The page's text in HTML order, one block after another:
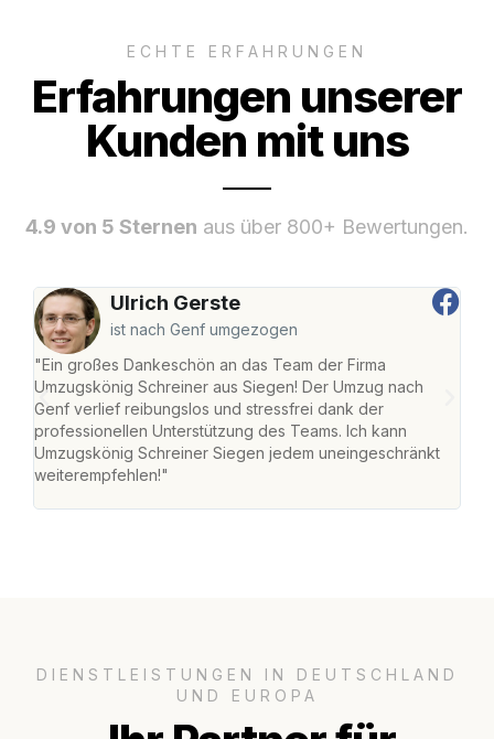
ECHTE ERFAHRUNGEN
Erfahrungen unserer
Kunden mit uns
4.9 von 5 Sternen aus über 800+ Bewertungen.
Ulrich Gerste
ist nach Genf umgezogen
"Ein großes Dankeschön an das Team der Firma
Umzugskönig Schreiner aus Siegen! Der Umzug nach
Genf verlief reibungslos und stressfrei dank der
professionellen Unterstützung des Teams. Ich kann
Umzugskönig Schreiner Siegen jedem uneingeschränkt
weiterempfehlen!"
DIENSTLEISTUNGEN IN DEUTSCHLAND
UND EUROPA